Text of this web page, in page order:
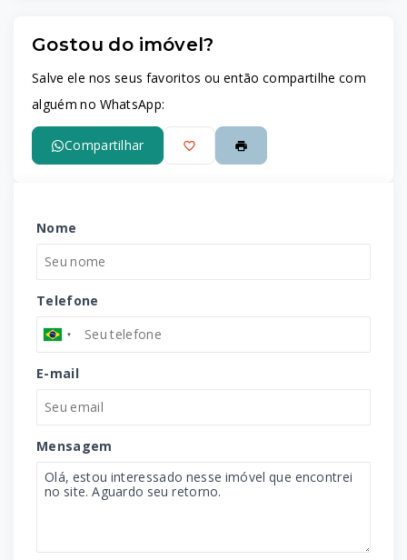
Gostou do imóvel?
Salve ele nos seus favoritos ou então compartilhe com
alguém no WhatsApp:
Compartilhar
Nome
Telefone
E-mail
Mensagem